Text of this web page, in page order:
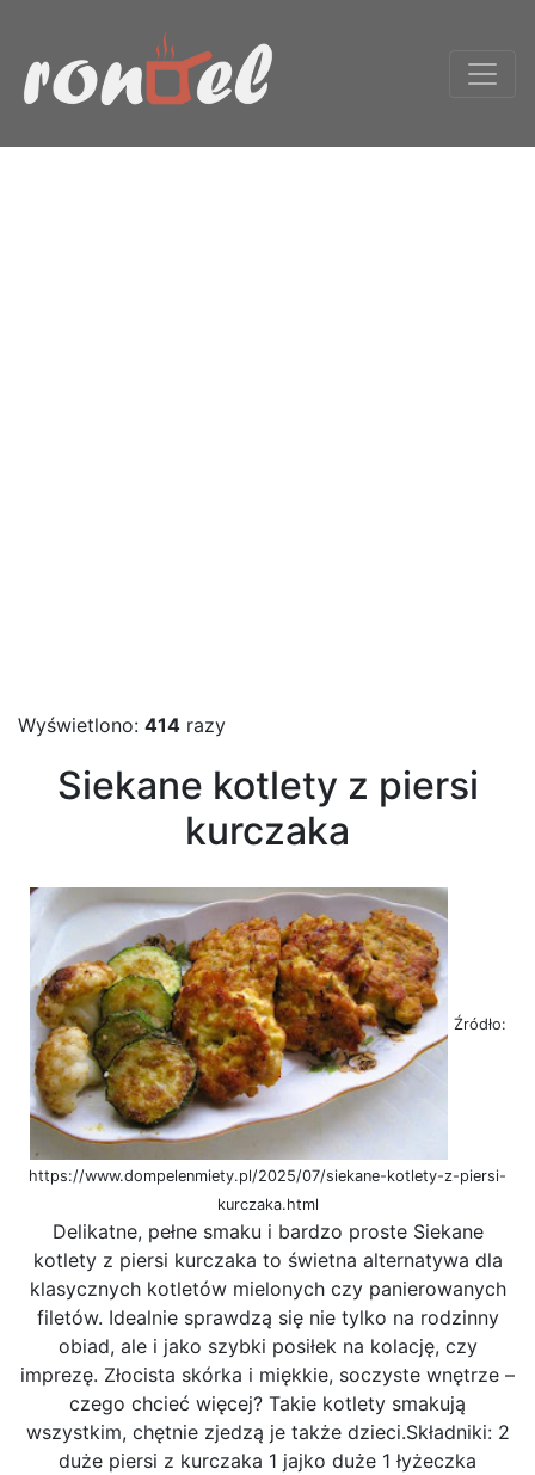
Wyświetlono: 414 razy
Siekane kotlety z piersi
kurczaka
Źródło:
https://www.dompelenmiety.pl/2025/07/siekane-kotlety-z-piersi-
kurczaka.html
Delikatne, pełne smaku i bardzo proste Siekane
kotlety z piersi kurczaka to świetna alternatywa dla
klasycznych kotletów mielonych czy panierowanych
filetów. Idealnie sprawdzą się nie tylko na rodzinny
obiad, ale i jako szybki posiłek na kolację, czy
imprezę. Złocista skórka i miękkie, soczyste wnętrze –
czego chcieć więcej? Takie kotlety smakują
wszystkim, chętnie zjedzą je także dzieci.Składniki: 2
duże piersi z kurczaka 1 jajko duże 1 łyżeczka